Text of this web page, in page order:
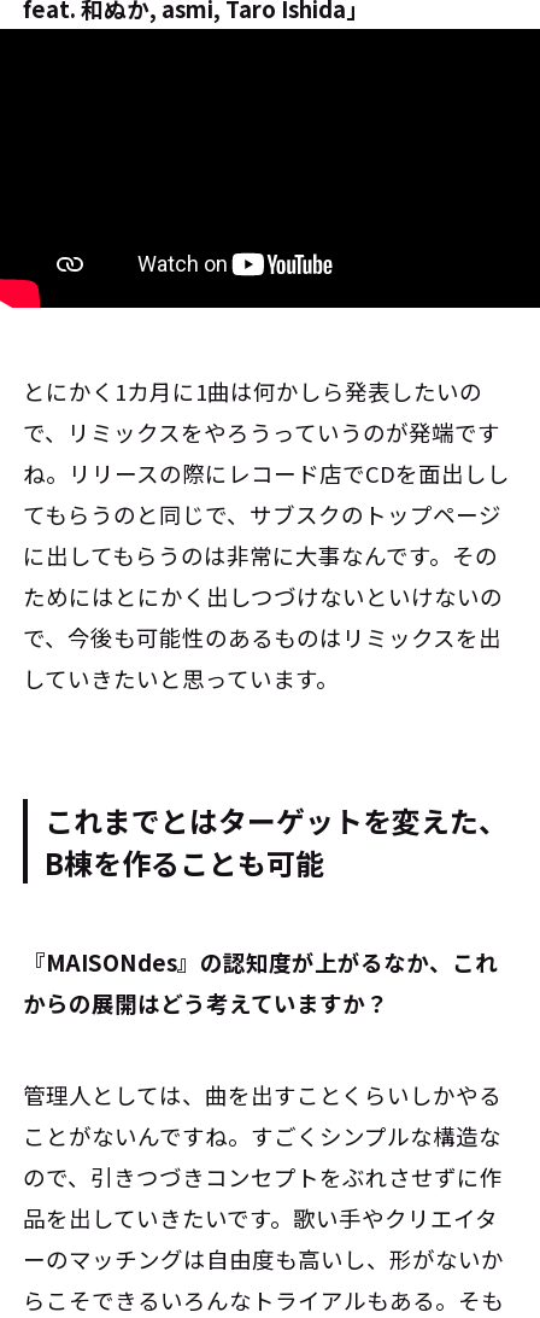
feat. 和ぬか, asmi, Taro Ishida」
とにかく1カ月に1曲は何かしら発表したいの
で、リミックスをやろうっていうのが発端です
ね。リリースの際にレコード店でCDを面出しし
てもらうのと同じで、サブスクのトップページ
に出してもらうのは非常に大事なんです。その
ためにはとにかく出しつづけないといけないの
で、今後も可能性のあるものはリミックスを出
していきたいと思っています。
これまでとはターゲットを変えた、
B棟を作ることも可能
――『MAISONdes』の認知度が上がるなか、これ
からの展開はどう考えていますか？
管理人としては、曲を出すことくらいしかやる
ことがないんですね。すごくシンプルな構造な
ので、引きつづきコンセプトをぶれさせずに作
品を出していきたいです。歌い手やクリエイタ
ーのマッチングは自由度も高いし、形がないか
らこそできるいろんなトライアルもある。そも